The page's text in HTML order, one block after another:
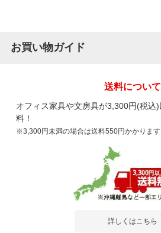
お買い物ガイド
送料について
オフィス家具や文房具が3,300円(税込
料！
※3,300円未満の場合は送料550円かかります
詳しくはこちら